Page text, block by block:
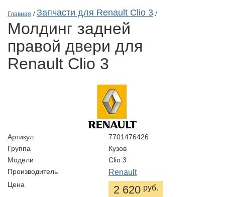
Главная / Запчасти для Renault Clio 3 /
молдинг задней
правой двери для
Renault Clio 3
Артикул
7701476426
Группа
Кузов
Модели
Clio 3
Производитель
Renault
Цена 2 620 руб.